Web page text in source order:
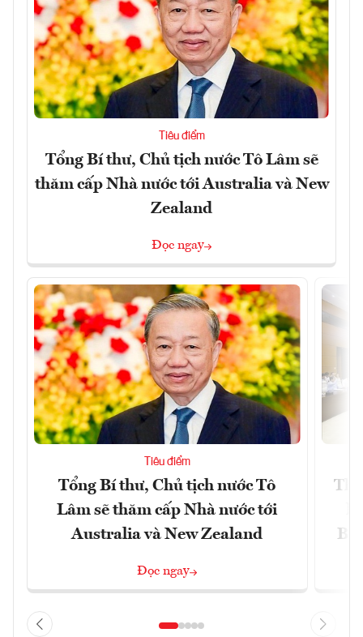
Tiêu điểm
Tổng Bí thư, Chủ tịch nước Tô Lâm sẽ
thăm cấp Nhà nước tới Australia và New
Zealand
Đọc ngay
Tiêu điểm
Tổng Bí thư, Chủ tịch nước Tô
Lâm sẽ thăm cấp Nhà nước tới
Australia và New Zealand
Đọc ngay